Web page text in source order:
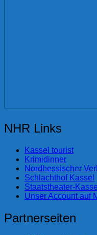
NHR Links
Kassel tourist
Krimidinner
Nordhessischer
Schlachthof Kassel
Staatstheater-Kassel
Unser Account auf
Partnerseiten